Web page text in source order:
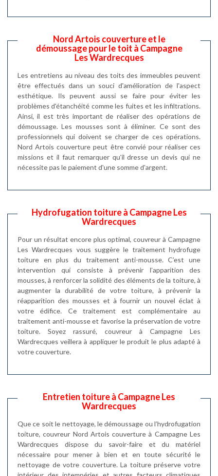
Nord Artois couverture et le
démoussage pour le toit à Campagne
Les Wardrecques
Les entretiens au niveau des toits des immeubles peuvent
être effectués dans un souci d'amélioration de l'aspect
esthétique. Ils peuvent aussi se faire pour éviter les
problèmes d'étanchéité comme les fuites et les infiltrations.
Ainsi, il est très important de réaliser des opérations de
démoussage. Les mousses sont à éliminer. Ce sont des
professionnels qui doivent se charger de ces opérations.
Nord Artois couverture peut être convié pour réaliser ces
missions et il faut remarquer qu'il dresse un devis qui ne
nécessite pas le paiement d'une somme d'argent.
Hydrofugation toiture à Campagne Les
Wardrecques
Pour un résultat encore plus optimal, couvreur à Campagne
Les Wardrecques vous suggère le traitement hydrofuge
toiture en plus du traitement anti-mousse. C’est une
intervention qui consiste à prévenir l’apparition des
mousses, à renforcer la solidité des éléments de la toiture, à
augmenter la durabilité de votre toiture, à prévenir la
réapparition des mousses et à fournir un nouvel éclat à
votre édifice. Ce traitement est complémentaire au
traitement anti-mousse et favorise la préservation de votre
toiture. Soyez rassuré, couvreur à Campagne Les
Wardrecques veillera à appliquer le produit le plus adapté à
votre couverture.
Entretien toiture à Campagne Les
Wardrecques
Que ce soit le nettoyage, le démoussage ou l’hydrofugation
toiture, couvreur Nord Artois couverture à Campagne Les
Wardrecques dispose du savoir-faire et du matériel
nécessaire pour mener à bien et en toute sécurité le
nettoyage de votre couverture. La toiture préserve votre